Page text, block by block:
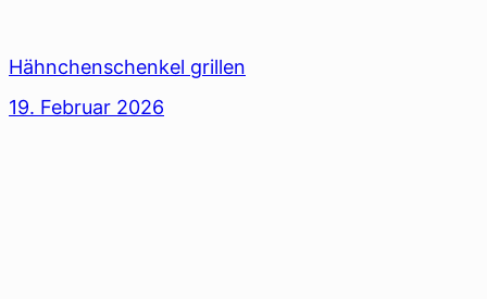
Hähnchenschenkel grillen
19. Februar 2026